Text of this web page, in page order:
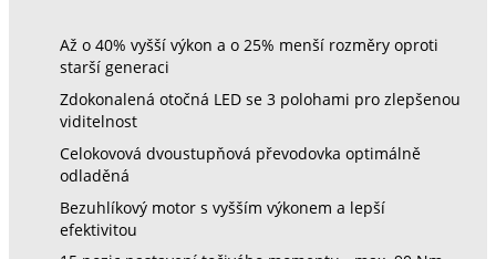
Až o 40% vyšší výkon a o 25% menší rozměry oproti
starší generaci
Zdokonalená otočná LED se 3 polohami pro zlepšenou
viditelnost
Celokovová dvoustupňová převodovka optimálně
odladěná
Bezuhlíkový motor s vyšším výkonem a lepší
efektivitou